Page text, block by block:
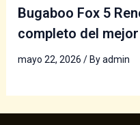
Bugaboo Fox 5
completo del
mayo 22, 2026/ Byadmin